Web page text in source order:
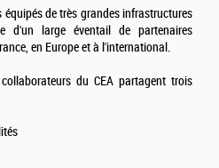
de très grandes infrastructures
d'un large éventail de partenaires
en Europe et à l'international.
du CEA partagent trois